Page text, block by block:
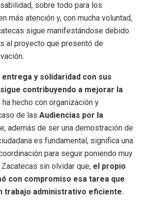
sobre todo para los
más atención y, con mucha voluntad,
sigue manifestándose debido
al proyecto que presentó de
entrega y solidaridad con sus
contribuyendo a mejorar la
ha hecho con organización y
de las Audiencias por la
además de ser una demostración de
es fundamental, significa una
para seguir poniendo muy
sin olvidar que, el propio
con compromiso esa tarea que
trabajo administrativo eficiente.